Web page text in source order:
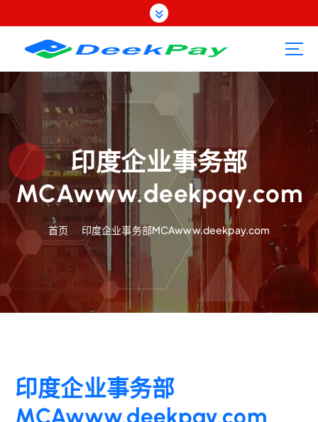
转
容
印度企业事务部
MCAwww.deekpay.com
首页 印度企业事务部MCAwww.deekpay.com
印度企业事务部
MCAwww.deekpay.com